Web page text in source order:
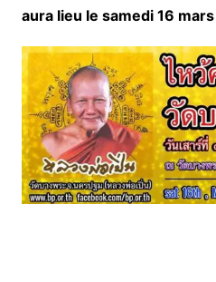
aura lieu le samedi 16